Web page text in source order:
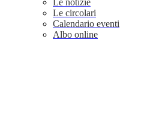
Le notizie
Le circolari
Calendario eventi
Albo online